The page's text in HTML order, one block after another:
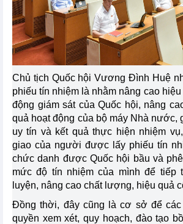
Chủ tịch Quốc hội Vương Đình Huệ
phiếu tín nhiệm là nhằm nâng cao
động giám sát của Quốc hội, nâng
quả hoạt động của bộ máy Nhà nước,
uy tín và kết quả thực hiện nhiệm
giao của người được lấy phiếu tín
chức danh được Quốc hội bầu và
mức độ tín nhiệm của mình để tiếp
luyện, nâng cao chất lượng, hiệu quả
Đồng thời, đây cũng là cơ sở để
quyền xem xét, quy hoạch, đào tạo